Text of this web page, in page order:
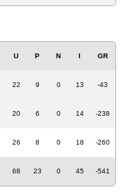
U P N I GR
22 9 0 13 -43
20 6 0 14 -238
26 8 0 18 -260
68 23 0 45 -541